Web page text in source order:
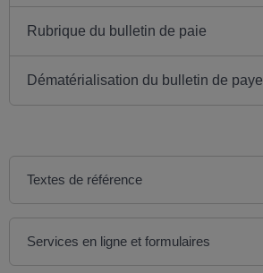
Rubrique du bulletin de paie
Dématérialisation du bulletin de paye
Textes de référence
Services en ligne et formulaires